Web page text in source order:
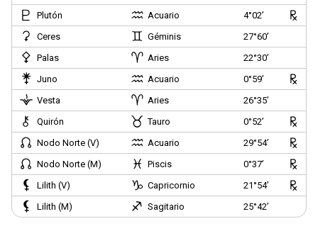
Plutón
Acuario
4°02’
Ceres
Géminis
27°60’
Palas
Aries
22°30’
Juno
Acuario
0°59’
Vesta
Aries
26°35’
Quirón
Tauro
0°52’
Nodo Norte (V)
Acuario
29°54’
Nodo Norte (M)
Piscis
0°37’
Lilith (V)
Capricornio
21°54’
Lilith (M)
Sagitario 25°42’